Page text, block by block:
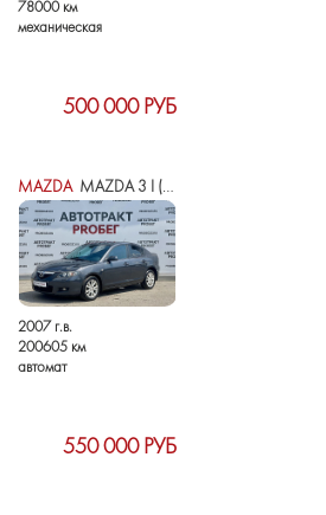
78000 км
механическая
500 000 РУБ
MAZDAMAZDA 3 I (BK) РЕСТАЙЛИНГ
2007 г.в.
200605 км
автомат
550 000 РУБ